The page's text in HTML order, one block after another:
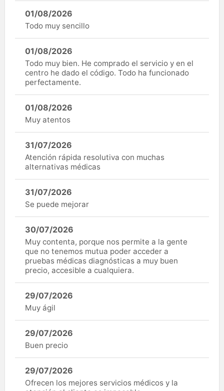
01/08/2026
Todo muy sencillo
01/08/2026
Todo muy bien. He comprado el servicio y en el
centro he dado el código. Todo ha funcionado
perfectamente.
01/08/2026
Muy atentos
31/07/2026
Atención rápida resolutiva con muchas
alternativas médicas
31/07/2026
Se puede mejorar
30/07/2026
Muy contenta, porque nos permite a la gente
que no tenemos mutua poder acceder a
pruebas médicas diagnósticas a muy buen
precio, accesible a cualquiera.
29/07/2026
Muy ágil
29/07/2026
Buen precio
29/07/2026
Ofrecen los mejores servicios médicos y la